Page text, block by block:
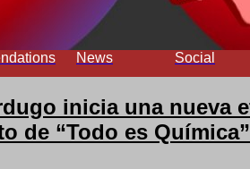
News Social
inicia una nueva
de “Todo es Química”